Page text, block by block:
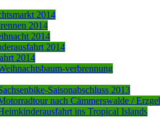
2014
2014
2014
2014
2014
verbrennung
Saisonabschluss 2013
nach Cämmerswalde /
ins Tropical Islands